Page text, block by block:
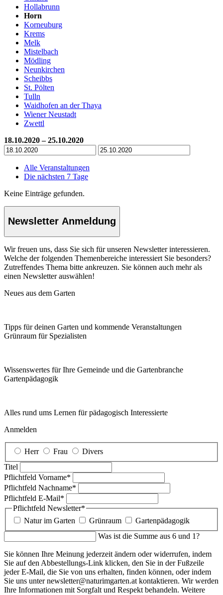
Hollabrunn
Horn
Korneuburg
Krems
Melk
Mistelbach
Mödling
Neunkirchen
Scheibbs
St. Pölten
Tulln
Waidhofen an der Thaya
Wiener Neustadt
Zwettl
18.10.2020 – 25.10.2020
Alle Veranstaltungen
Die nächsten 7 Tage
Keine Einträge gefunden.
Newsletter Anmeldung
Wir freuen uns, dass Sie sich für unseren Newsletter interessieren.
Welche der folgenden Themenbereiche interessiert Sie besonders?
Zutreffendes Thema bitte ankreuzen. Sie können auch mehr als
einen Newsletter auswählen!
Neues aus dem Garten
Tipps für deinen Garten und kommende Veranstaltungen
Grünraum für Spezialisten
Wissenswertes für Ihre Gemeinde und die Gartenbranche
Garten­pädagogik
Alles rund ums Lernen für pädagogisch Interessierte
Anmelden
Herr Frau
Divers
Titel
Pflichtfeld Vorname*
Pflichtfeld Nachname*
Pflichtfeld E-Mail*
Pflichtfeld Newsletter*
Natur im Garten
Grünraum
Gartenpädagogik
Was ist die Summe aus 6 und 1?
Sie können Ihre Meinung jederzeit ändern oder widerrufen, indem
Sie auf den Abbestellungs-Link klicken, den Sie in der Fußzeile
jeder E-Mail, die Sie von uns erhalten, finden können, oder indem
Sie uns unter newsletter@naturimgarten.at kontaktieren. Wir werden
Ihre Informationen mit Sorgfalt und Respekt behandeln. Weitere